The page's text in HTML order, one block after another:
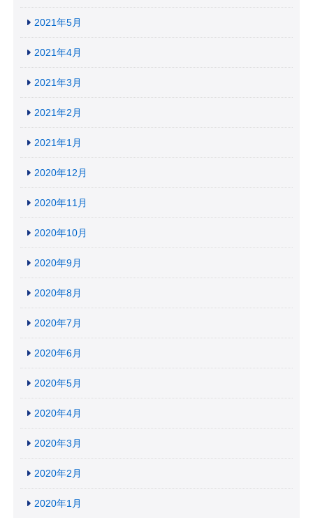
2021年5月
2021年4月
2021年3月
2021年2月
2021年1月
2020年12月
2020年11月
2020年10月
2020年9月
2020年8月
2020年7月
2020年6月
2020年5月
2020年4月
2020年3月
2020年2月
2020年1月